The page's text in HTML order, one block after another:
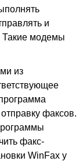
и
Такие модемы
из
факсов.
факс-
WinFax у